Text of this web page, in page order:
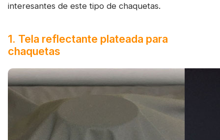
interesantes de este tipo de chaquetas.
1. Tela reflectante plateada para
chaquetas